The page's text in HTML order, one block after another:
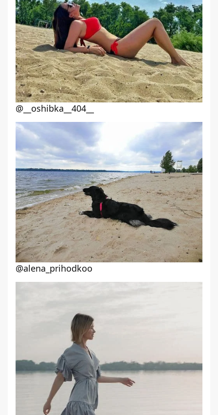
@__oshibka__404__
@alena_prihodkoo